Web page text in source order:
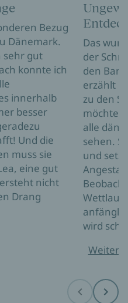
Bezug
Dänemark.
sehr gut
konnte ich
innerhalb
besser
Und die
muss sie
eine gut
nicht
Drang
Das
der
den
erzählt
zu den
möchte
alle
sehen.
und
Wettlauf
wird
Before Next